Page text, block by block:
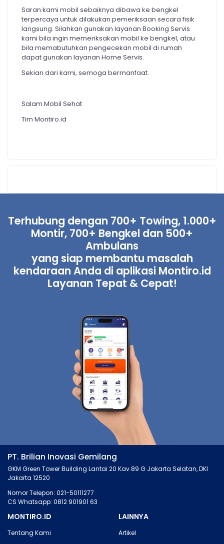
Saran kami mobil sebaiknya dibawa ke bengkel
terpercaya untuk dilakukan pemeriksaan secara fisik
langsung. Silahkan gunakan layanan Booking Servis
kami bila ingin memeriksakan mobil ke bengkel, atau
bila memabutuhkan pengecekan mobil di rumah
dapat gunakan layanan Home Servis.
Sekian dari kami, semoga bermanfaat.
Salam Mobil Sehat
Tim Montiro.id
Terhubung dengan 700+ Towing, 1.000+
Montir, 700+ Bengkel dan 500+
Ambulans
yang siap membantu masalah
kendaraan Anda di aplikasi Montiro.id
Layanan Tepat & Cepat!
PT. Brilian Inovasi Gemilang
GKM Green Tower Building Lantai 20 Kav.89 G Jakarta Selatan, DKI
Jakarta 12520
Nomor Telepon: 021-50111277
CS Whatsapp: 0812 901901 63
MONTIRO.ID
Tentang Kami
LAINNYA
Artikel